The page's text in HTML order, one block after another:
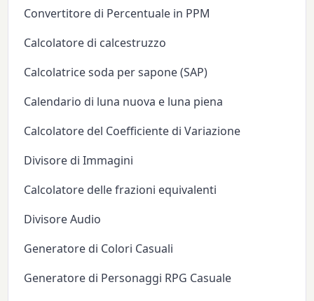
Convertitore di Percentuale in PPM
Calcolatore di calcestruzzo
Calcolatrice soda per sapone (SAP)
Calendario di luna nuova e luna piena
Calcolatore del Coefficiente di Variazione
Divisore di Immagini
Calcolatore delle frazioni equivalenti
Divisore Audio
Generatore di Colori Casuali
Generatore di Personaggi RPG Casuale